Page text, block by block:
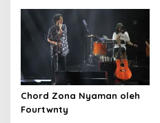
Chord Zona Nyaman oleh
Fourtwnty